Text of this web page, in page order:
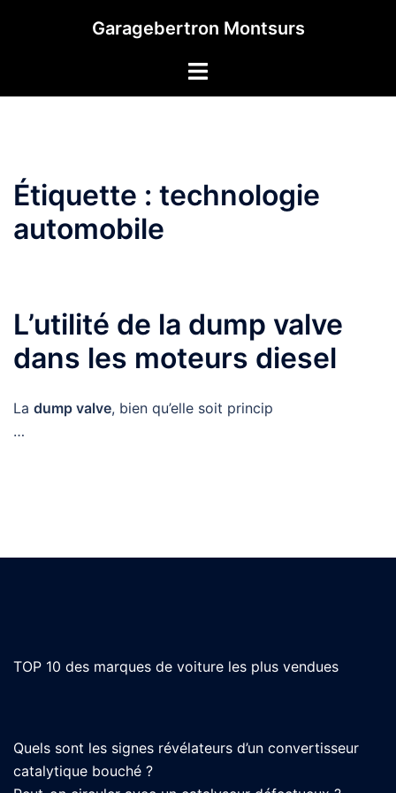
Garagebertron Montsurs
Étiquette : technologie
automobile
L’utilité de la dump valve
dans les moteurs diesel
La dump valve, bien qu’elle soit princip
…
TOP 10 des marques de voiture les plus vendues
Quels sont les signes révélateurs d’un convertisseur
catalytique bouché ?